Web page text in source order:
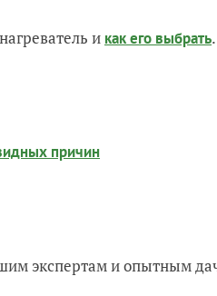
и как его выбрать
причин
экспертам и опытным